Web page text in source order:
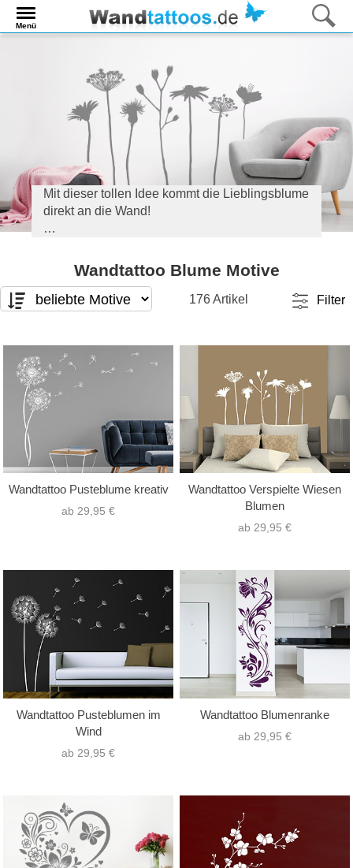
Menü
Mit dieser tollen Idee kommt die Lieblingsblume
direkt an die Wand!
Wohnung! Farbe und Größe können einfach
selbst gewählt werden. Jetzt stöbern und unter
Blumenranke, Wiesenblumen und Co. einfach
die schönste Blume finden.
Wandtattoo Blume Motive
176 Artikel Filter
nur Text
(0)
nur Motiv
Text mit Motiv(45)
Querformat(66)
Quadrat(19)
Wandtattoo Pusteblume kreativ
ab 29,95 €
Wandtattoo Verspielte Wiesen
Blumen
ab 29,95 €
Wandtattoo Pusteblumen im
Wind
ab 29,95 €
Wandtattoo Blumenranke
ab 29,95 €